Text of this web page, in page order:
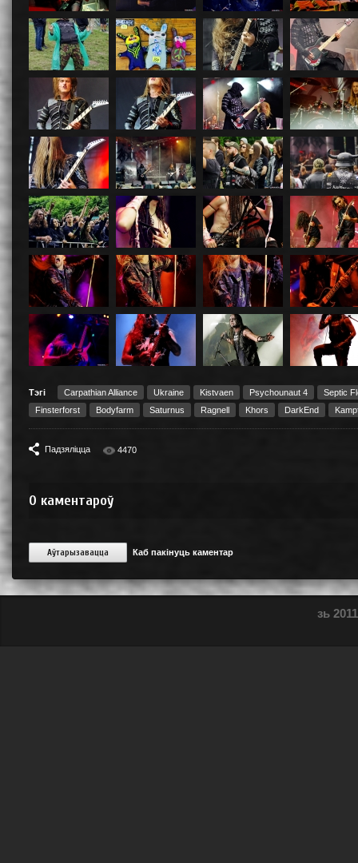
Тэгі Carpathian Alliance Ukraine Kistvaen Psychounaut 4
Septic
Finsterforst
Bodyfarm Saturnus Ragnell Khors DarkEnd
Падзяліцца 4470
0 каментароў
Аўтарызавацца Каб пакінуць каментар
зь 2011